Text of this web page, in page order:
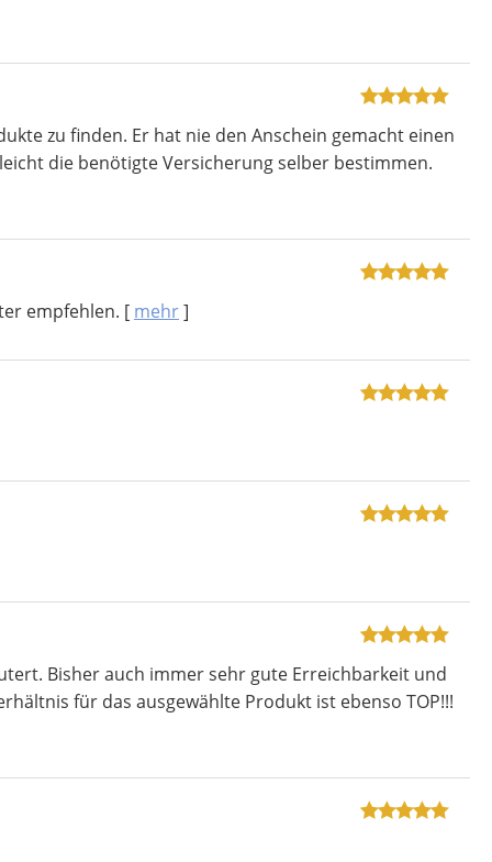
zu finden. Er hat nie den Anschein gemacht einen
die benötigte Versicherung selber bestimmen.
empfehlen. [ mehr]
Bisher auch immer sehr gute Erreichbarkeit und
für das ausgewählte Produkt ist ebenso TOP!!!